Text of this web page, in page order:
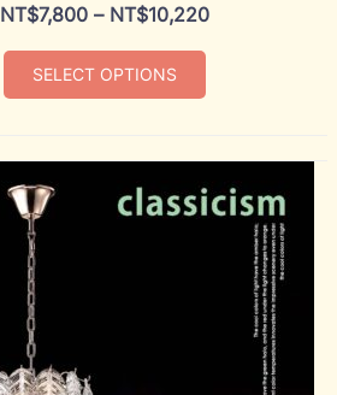
NT$7,800 – NT$10,220
SELECT OPTIONS